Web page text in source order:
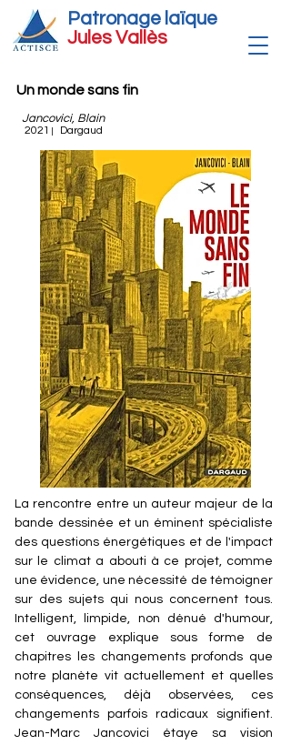
Patronage laïque
Jules Vallès
Un monde sans fin
Jancovici, Blain
2021 Dargaud
La rencontre entre un auteur majeur de la
bande dessinée et un éminent spécialiste
des questions énergétiques et de l'impact
sur le climat a abouti à ce projet, comme
une évidence, une nécessité de témoigner
sur des sujets qui nous concernent tous.
Intelligent, limpide, non dénué d'humour,
cet ouvrage explique sous forme de
chapitres les changements profonds que
notre planète vit actuellement et quelles
conséquences, déjà observées, ces
changements parfois radicaux signifient.
Jean-Marc Jancovici étaye sa vision